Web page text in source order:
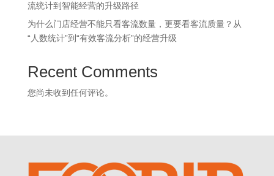
流统计到智能经营的升级路径
为什么门店经营不能只看客流数量，更要看客流质量？从
“人数统计”到“有效客流分析”的经营升级
Recent Comments
您尚未收到任何评论。